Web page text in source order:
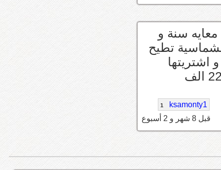
معايه سنة و
تطيح
اشتريتها
ksamonty1
1
قبل 8 شهر و 2 أسبوع